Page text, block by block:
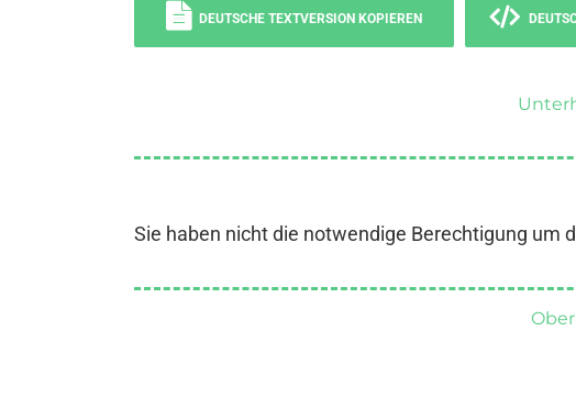
DEUTSCHE TEXTVERSION KOPIEREN
Sie haben nicht die notwendige Berechtigung um